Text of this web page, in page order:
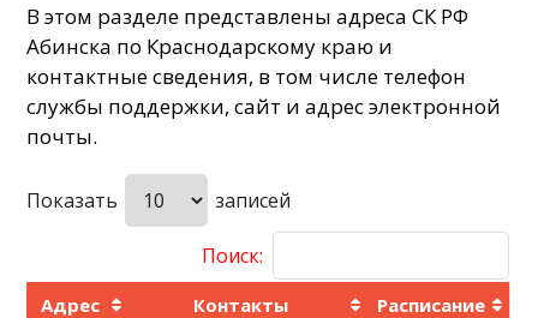
В этом разделе представлены адреса СК РФ
Абинска по Краснодарскому краю и
контактные сведения, в том числе телефон
службы поддержки, сайт и адрес электронной
почты.
Показать записей
Поиск:
Адрес Контакты Расписание